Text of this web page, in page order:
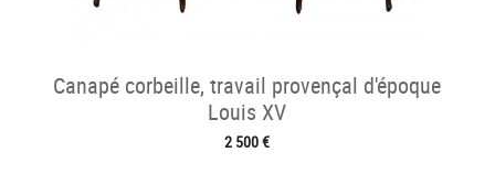
Canapé corbeille, travail provençal d'époque
Louis XV
2 500 €